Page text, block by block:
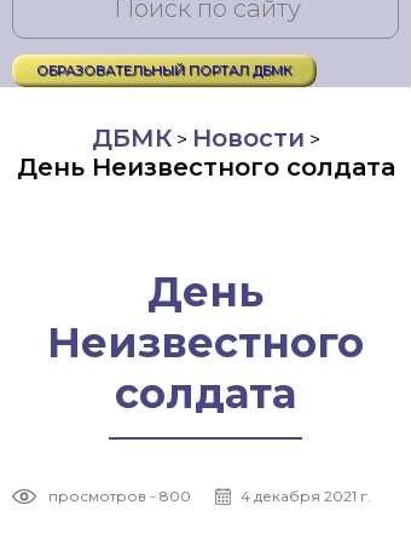
ОБРАЗОВАТЕЛЬНЫЙ ПОРТАЛ ДБМК
ДБМК> Новости >
День Неизвестного солдата
День
Неизвестного
солдата
просмотров - 800 4 декабря 2021 г.